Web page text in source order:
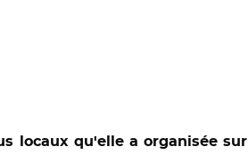
locaux qu'elle a organisée sur